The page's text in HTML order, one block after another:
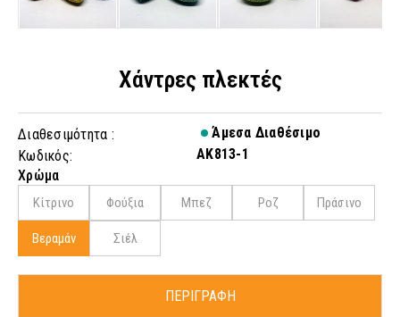
Χάντρες πλεκτές
Διαθεσιμότητα :
Άμεσα Διαθέσιμο
Κωδικός:
AK813-1
Χρώμα
Κίτρινο Φούξια Μπεζ Ροζ Πράσινο
Βεραμάν Σιέλ
ΠΕΡΙΓΡΑΦΗ